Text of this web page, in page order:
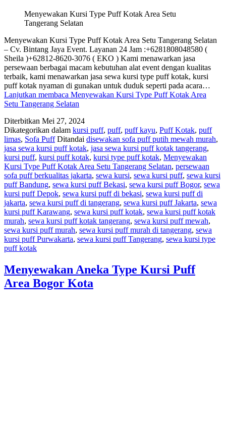
Menyewakan Kursi Type Puff Kotak Area Setu
Tangerang Selatan
Menyewakan Kursi Type Puff Kotak Area Setu Tangerang Selatan
– Cv. Bintang Jaya Event. Layanan 24 Jam :+6281808048580 (
Sheila )+62812-8620-3076 ( EKO ) Kami menawarkan jasa
persewaan berbagai macam kebutuhan alat event dengan kualitas
terbaik, kami menawarkan jasa sewa kursi type puff kotak, kursi
puff kotak nyaman di gunakan untuk duduk seperti pada acara…
Lanjutkan membaca Menyewakan Kursi Type Puff Kotak Area
Setu Tangerang Selatan
Diterbitkan Mei 27, 2024
Dikategorikan dalam kursi puff, puff, puff kayu, Puff Kotak, puff
limas, Sofa Puff Ditandai disewakan sofa puff putih mewah murah,
jasa sewa kursi puff kotak, jasa sewa kursi puff kotak tangerang,
kursi puff, kursi puff kotak, kursi type puff kotak, Menyewakan
Kursi Type Puff Kotak Area Setu Tangerang Selatan, persewaan
sofa puff berkualitas jakarta, sewa kursi, sewa kursi puff, sewa kursi
puff Bandung, sewa kursi puff Bekasi, sewa kursi puff Bogor, sewa
kursi puff Depok, sewa kursi puff di bekasi, sewa kursi puff di
jakarta, sewa kursi puff di tangerang, sewa kursi puff Jakarta, sewa
kursi puff Karawang, sewa kursi puff kotak, sewa kursi puff kotak
murah, sewa kursi puff kotak tangerang, sewa kursi puff mewah,
sewa kursi puff murah, sewa kursi puff murah di tangerang, sewa
kursi puff Purwakarta, sewa kursi puff Tangerang, sewa kursi type
puff kotak
Menyewakan Aneka Type Kursi Puff
Area Bogor Kota